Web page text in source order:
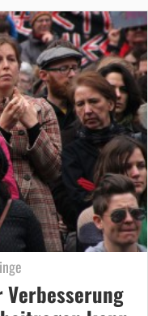
Verbesserung